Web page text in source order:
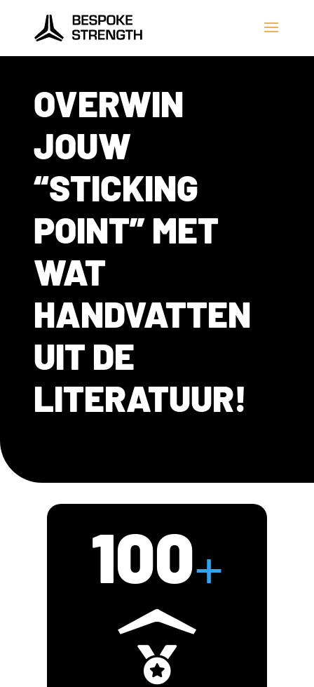
OVERWIN
JOUW
“STICKING
POINT” MET
WAT
HANDVATTEN
UIT DE
LITERATUUR!
100+
